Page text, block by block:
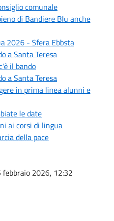
comunale
di Bandiere Blu anche
2026 - Sfera Ebbsta
a Santa Teresa
il bando
a Santa Teresa
in prima linea alunni e
le date
ai corsi di lingua
della pace
febbraio 2026, 12:32